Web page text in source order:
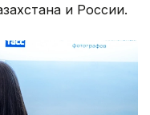
и России.